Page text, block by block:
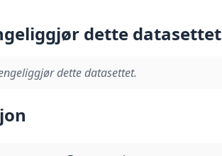
dette datasettet
dette datasettet.